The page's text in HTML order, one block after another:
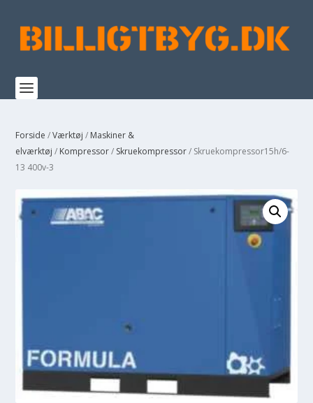
Forside /Værktøj / Maskiner &
elværktøj / Kompressor/ Skruekompressor/ Skruekompressor15h/6-
13 400v-3